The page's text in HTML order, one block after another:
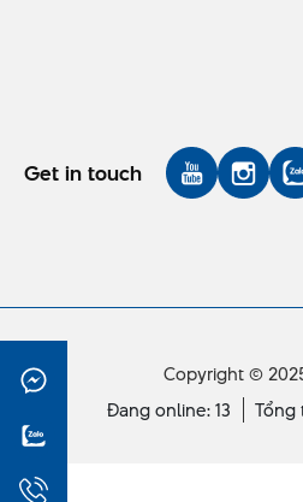
Get in touch
Copyright ©
Đang online: 13
Tổng